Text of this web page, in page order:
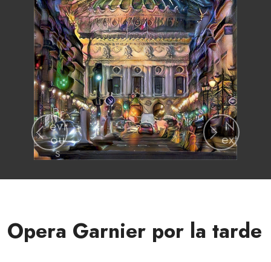
Pr
evi
ou
s
N
ext
Opera Garnier por la tarde